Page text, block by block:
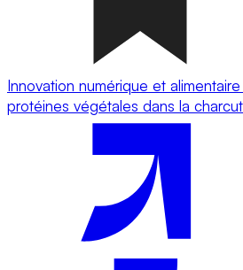
Innovation numérique et
protéines végétales dans la